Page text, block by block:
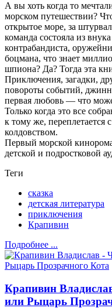
А вы хоть когда то
морском путешествии?
открытое море, за
команда состояла из
контрабандиста,
боцмана, что знает
шпиона? Да? Тогда эта
Приключения, загадки,
повороты событий,
первая любовь — что
Только когда это все
к тому же, переплетается
колдовством.
Первый морской
детской и подростковой
Теги
сказка
детская литература
приключения
Крапивин
Подробнее ...
Крапивин
или Рыцарь